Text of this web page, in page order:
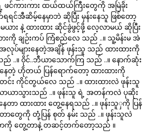
ဖင်ကားကား ထယ်ထယ်ကြီးတွေကို အမြဲခိုး
င်အီဆိမ့်နေမှာဘဲ ဆိုပြီး မှန်းနေသူ ဖြစ်တော့
း နဲ့ ထားထား ဆိုင်ခွဲဖွင့်ဖို့ လေ့လာမယ် ဆိုပြီး
ားကို ချဉ်းကပ် ကြံစည်လေ သည် ..။ သူ့မိန်းမ အဲ
လုပ်များနေတဲ့အချိန် ဖုန်းသူ သည် ထားထားကို
..။ ဝိုင်..ဘီယာသောက်ကြ သည် ..။ နောက်ဆုံး
တဲ့ ဟိုတယ် ပြန်ရောက်တော့ ထားထားကို
င်း ကိုင်တွယ်လေ သည် ..။ ထားထားလဲ ဖုန်းသူ
ယာသွားသည် ..။ ဖုန်းသူ ရဲ့ အတန်ကလဲ ပုဆိုး
ေတာ ထားထား တွေ့နေရသည် ..။ ဖုန်းသူှကို ပြန်
ာတွေကို တုံ့ပြန် စုတ် နမ်း သည် ..။ ဖုန်းသူလဲ
ကို တွေ့တာနဲ့ တဆင့်တက်တော့သည် ။